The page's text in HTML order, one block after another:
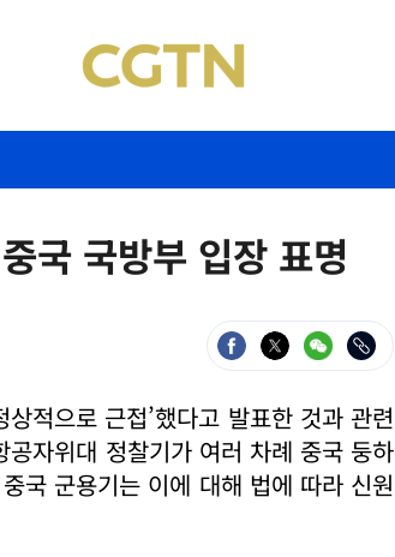
국 국방부 입장 표명
적으로 근접’했다고 발표한 것과 관련
자위대 정찰기가 여러 차례 중국 둥하
국 군용기는 이에 대해 법에 따라 신원